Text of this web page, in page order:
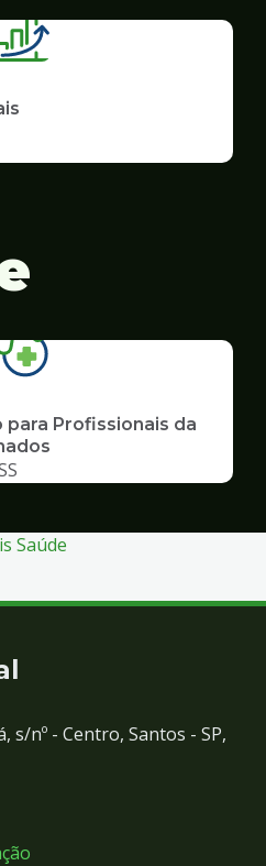
Profissionais da
Saúde
s/nº - Centro, Santos - SP,